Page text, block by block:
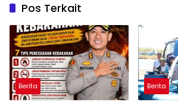
Pos Terkait
Berita Berita